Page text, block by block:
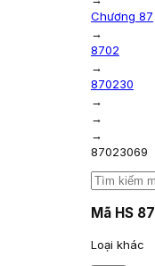
Chương 87
→
8702
→
870230
→
→
→
87023069
Mã HS
Loại khác